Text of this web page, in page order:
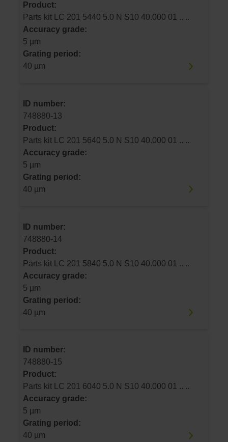
Product:
Parts kit LC 201 5440 5.0 N S10 40.000 01 .. ..
Accuracy grade:
5 µm
Grating period:
40 µm
ID number:
748880-13
Product:
Parts kit LC 201 5640 5.0 N S10 40.000 01 .. ..
Accuracy grade:
5 µm
Grating period:
40 µm
ID number:
748880-14
Product:
Parts kit LC 201 5840 5.0 N S10 40.000 01 .. ..
Accuracy grade:
5 µm
Grating period:
40 µm
ID number:
748880-15
Product:
Parts kit LC 201 6040 5.0 N S10 40.000 01 .. ..
Accuracy grade:
5 µm
Grating period:
40 µm